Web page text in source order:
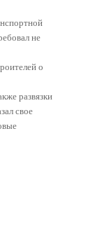
не
о
развязки
свое